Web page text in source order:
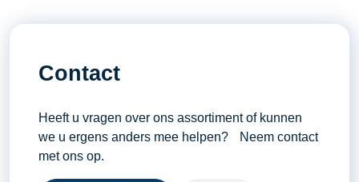
Tankinhoud diesel
830 liter
Verbruik bij vollast (liters per
27,13 liter
Contact
Heeft u vragen over ons assortiment of kunnen
we u ergens anders mee helpen? Neem contact
met ons op.